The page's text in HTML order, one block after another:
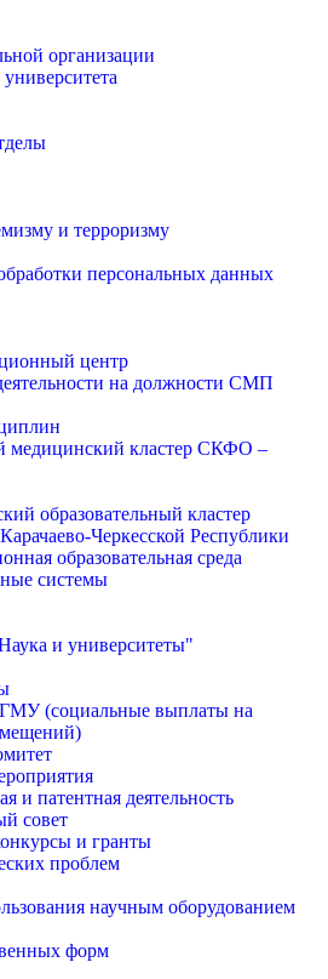
организации
и терроризму
персональных данных
центр
на должности СМП
медицинский кластер СКФО –
образовательный кластер
Черкесской Республики
образовательная среда
системы
и университеты"
(социальные выплаты на
и патентная деятельность
совет
и гранты
проблем
научным оборудованием
форм